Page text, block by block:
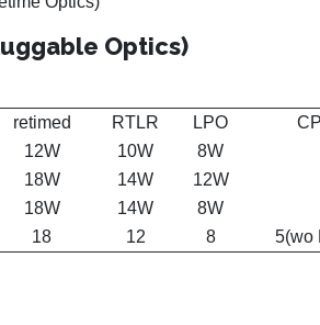
Optics)
retimed RTLR LPO
12W 10W
8W
18W 14W
12W
18W 14W
8W
18 12 8 5(wo